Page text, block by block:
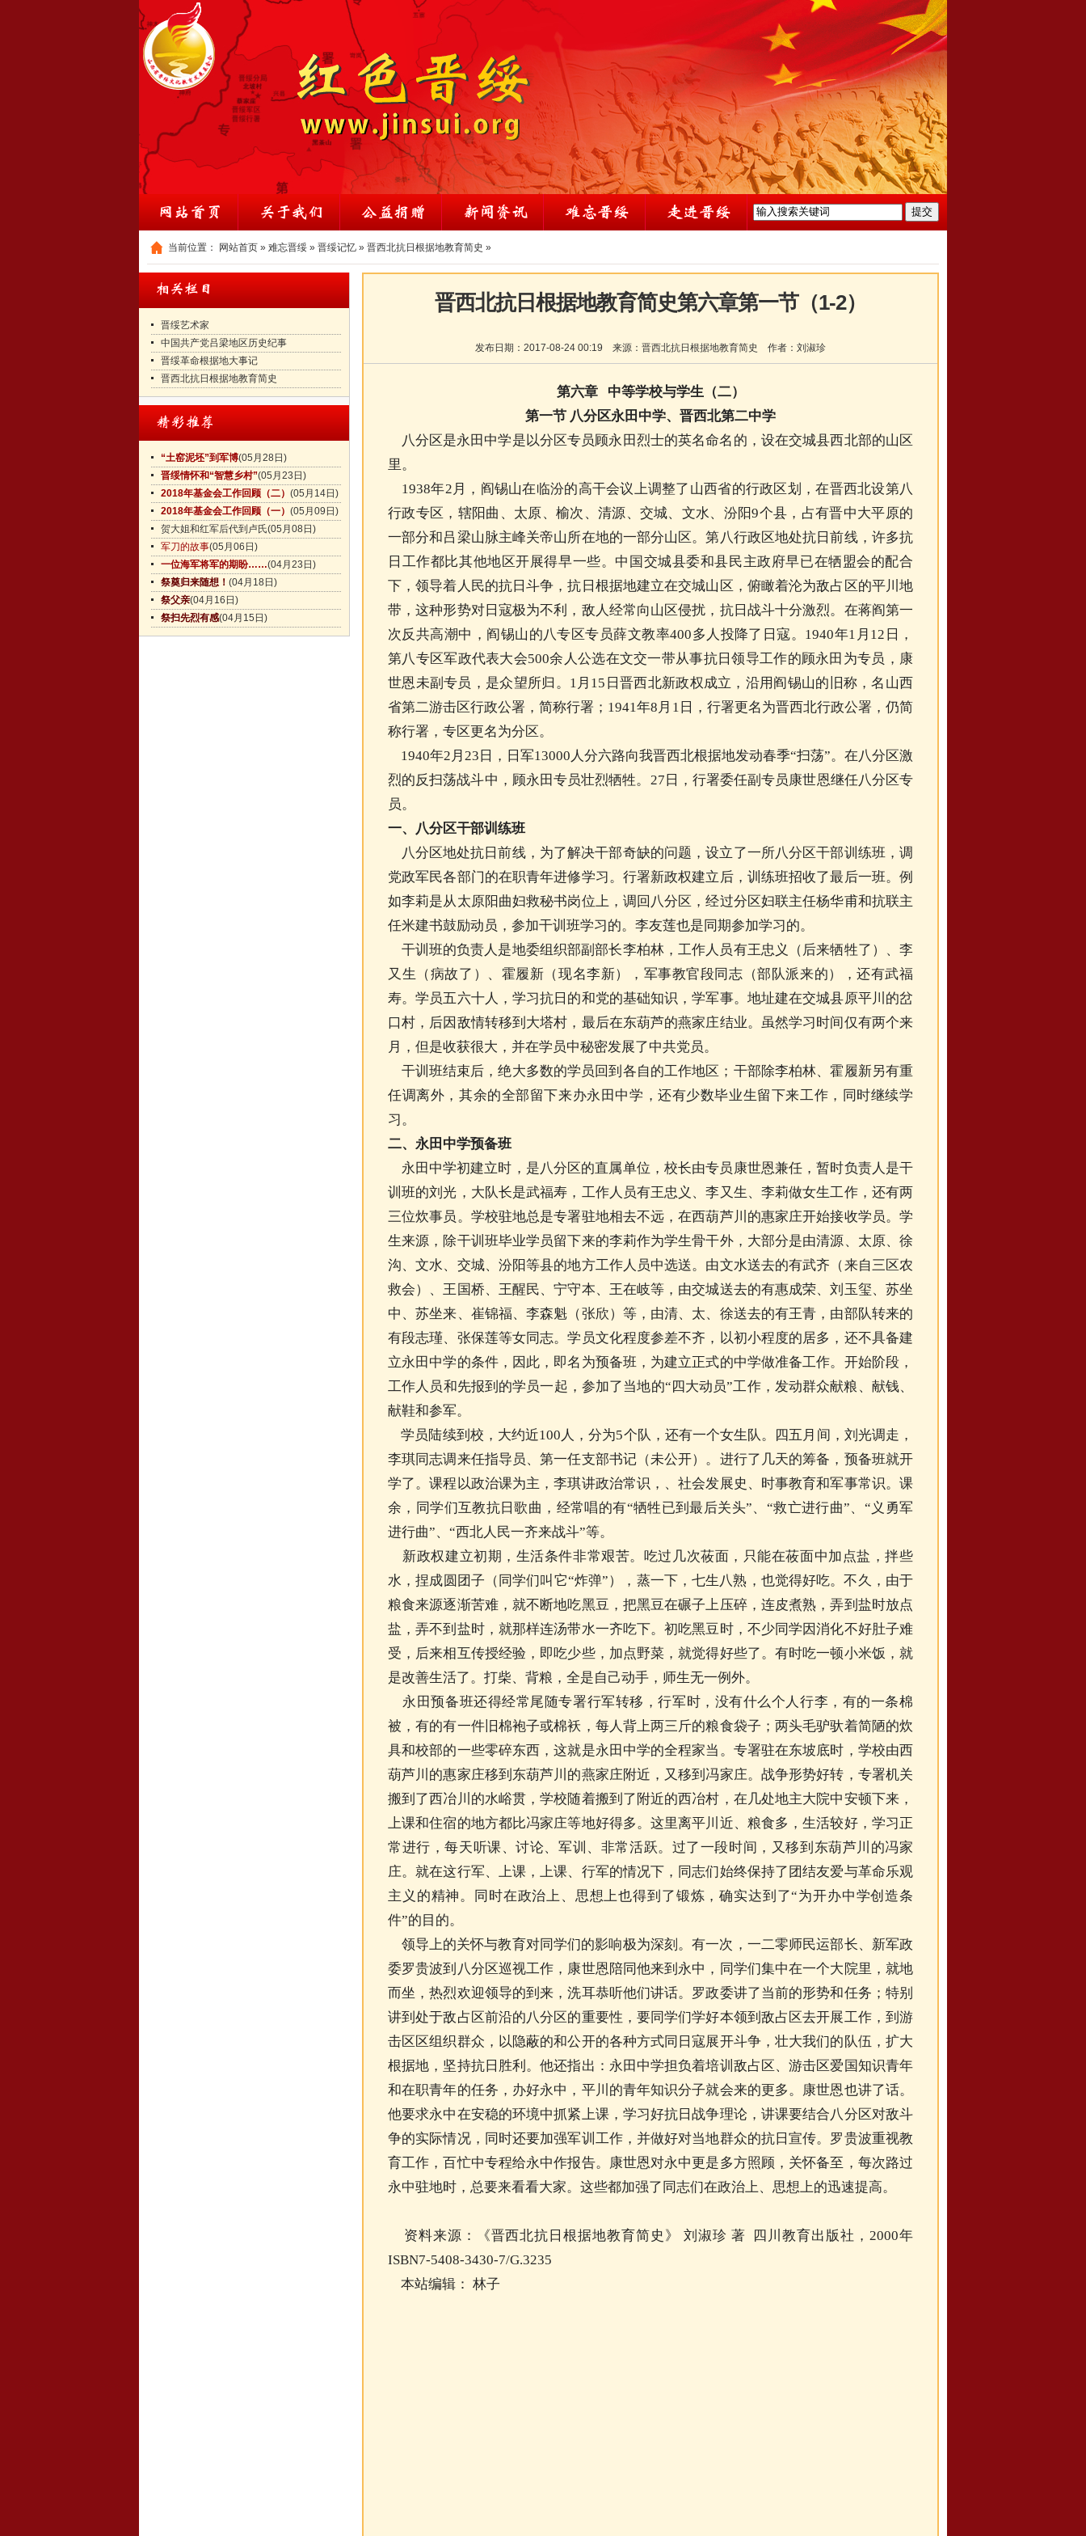
当前位置： 网站首页 » 难忘晋绥 » 晋绥记忆 » 晋西北抗日根据地教育简史 »
晋绥艺术家
中国共产党吕梁地区历史纪事
晋绥革命根据地大事记
晋西北抗日根据地教育简史
“土窑泥坯”到军博(05月28日)
晋绥情怀和“智慧乡村”(05月23日)
2018年基金会工作回顾（二） (05月14日)
2018年基金会工作回顾（一） (05月09日)
贺大姐和红军后代到卢氏(05月08日)
军刀的故事(05月06日)
一位海军将军的期盼……(04月23日)
祭奠归来随想！ (04月18日)
祭父亲(04月16日)
祭扫先烈有感(04月15日)
晋西北抗日根据地教育简史第六章第一节（1-2）
发布日期： 2017-08-24 00:19 来源： 晋西北抗日根据地教育简史 作者： 刘淑珍
第六章
中等学校与学生（二）
第一节 八分区永田中学、晋西北第二中学
八分区是永田中学是以分区专员顾永田烈士的英名命名的，设在交城县西北部的山区
里。
1938年2月，阎锡山在临汾的高干会议上调整了山西省的行政区划，在晋西北设第八
行政专区，辖阳曲、太原、榆次、清源、交城、文水、汾阳9个县，占有晋中大平原的
一部分和吕梁山脉主峰关帝山所在地的一部分山区。第八行政区地处抗日前线，许多抗
日工作都比其他地区开展得早一些。中国交城县委和县民主政府早已在牺盟会的配合
下，领导着人民的抗日斗争，抗日根据地建立在交城山区，俯瞰着沦为敌占区的平川地
带，这种形势对日寇极为不利，敌人经常向山区侵扰，抗日战斗十分激烈。在蒋阎第一
次反共高潮中，阎锡山的八专区专员薛文教率400多人投降了日寇。1940年1月12日，
第八专区军政代表大会500余人公选在文交一带从事抗日领导工作的顾永田为专员，康
世恩未副专员，是众望所归。1月15日晋西北新政权成立，沿用阎锡山的旧称，名山西
省第二游击区行政公署，简称行署；1941年8月1日，行署更名为晋西北行政公署，仍简
称行署，专区更名为分区。
1940年2月23日，日军13000人分六路向我晋西北根据地发动春季“扫荡”。在八分区激
烈的反扫荡战斗中，顾永田专员壮烈牺牲。27日，行署委任副专员康世恩继任八分区专
员。
一、 八分区干部训练班
八分区地处抗日前线，为了解决干部奇缺的问题，设立了一所八分区干部训练班，调
党政军民各部门的在职青年进修学习。行署新政权建立后，训练班招收了最后一班。例
如李莉是从太原阳曲妇救秘书岗位上，调回八分区，经过分区妇联主任杨华甫和抗联主
任米建书鼓励动员，参加干训班学习的。李友莲也是同期参加学习的。
干训班的负责人是地委组织部副部长李柏林，工作人员有王忠义（后来牺牲了）、李
又生（病故了）、霍履新（现名李新），军事教官段同志（部队派来的），还有武福
寿。学员五六十人，学习抗日的和党的基础知识，学军事。地址建在交城县原平川的岔
口村，后因敌情转移到大塔村，最后在东葫芦的燕家庄结业。虽然学习时间仅有两个来
月，但是收获很大，并在学员中秘密发展了中共党员。
干训班结束后，绝大多数的学员回到各自的工作地区；干部除李柏林、霍履新另有重
任调离外，其余的全部留下来办永田中学，还有少数毕业生留下来工作，同时继续学
习。
二、 永田中学预备班
永田中学初建立时，是八分区的直属单位，校长由专员康世恩兼任，暂时负责人是干
训班的刘光，大队长是武福寿，工作人员有王忠义、李又生、李莉做女生工作，还有两
三位炊事员。学校驻地总是专署驻地相去不远，在西葫芦川的惠家庄开始接收学员。学
生来源，除干训班毕业学员留下来的李莉作为学生骨干外，大部分是由清源、太原、徐
沟、文水、交城、汾阳等县的地方工作人员中选送。由文水送去的有武齐（来自三区农
救会）、王国桥、王醒民、宁守本、王在岐等，由交城送去的有惠成荣、刘玉玺、苏坐
中、苏坐来、崔锦福、李森魁（张欣）等，由清、太、徐送去的有王青，由部队转来的
有段志瑾、张保莲等女同志。学员文化程度参差不齐，以初小程度的居多，还不具备建
立永田中学的条件，因此，即名为预备班，为建立正式的中学做准备工作。开始阶段，
工作人员和先报到的学员一起，参加了当地的“四大动员”工作，发动群众献粮、献钱、
献鞋和参军。
学员陆续到校，大约近100 人，分为5个队，还有一个女生队。四五月间，刘光调走，
李琪同志调来任指导员、第一任支部书记（未公开）。进行了几天的筹备，预备班就开
学了。课程以政治课为主，李琪讲政治常识，、社会发展史、时事教育和军事常识。课
余，同学们互教抗日歌曲，经常唱的有“牺牲已到最后关头”、“救亡进行曲”、“义勇军
进行曲”、“西北人民一齐来战斗”等。
新政权建立初期，生活条件非常艰苦。吃过几次莜面，只能在莜面中加点盐，拌些
水，捏成圆团子（同学们叫它“炸弹”），蒸一下，七生八熟，也觉得好吃。不久，由于
粮食来源逐渐苦难，就不断地吃黑豆，把黑豆在碾子上压碎，连皮煮熟，弄到盐时放点
盐，弄不到盐时，就那样连汤带水一齐吃下。初吃黑豆时，不少同学因消化不好肚子难
受，后来相互传授经验，即吃少些，加点野菜，就觉得好些了。有时吃一顿小米饭，就
是改善生活了。打柴、背粮，全是自己动手，师生无一例外。
永田预备班还得经常尾随专署行军转移，行军时，没有什么个人行李，有的一条棉
被，有的有一件旧棉袍子或棉袄，每人背上两三斤的粮食袋子；两头毛驴驮着简陋的炊
具和校部的一些零碎东西，这就是永田中学的全程家当。专署驻在东坡底时，学校由西
葫芦川的惠家庄移到东葫芦川的燕家庄附近，又移到冯家庄。战争形势好转，专署机关
搬到了西冶川的水峪贯，学校随着搬到了附近的西冶村，在几处地主大院中安顿下来，
上课和住宿的地方都比冯家庄等地好得多。这里离平川近、粮食多，生活较好，学习正
常进行，每天听课、讨论、军训、非常活跃。过了一段时间，又移到东葫芦川的冯家
庄。就在这行军、上课，上课、行军的情况下，同志们始终保持了团结友爱与革命乐观
主义的精神。同时在政治上、思想上也得到了锻炼，确实达到了“为开办中学创造条
件”的目的。
领导上的关怀与教育对同学们的影响极为深刻。有一次，一二零师民运部长、新军政
委罗贵波到八分区巡视工作，康世恩陪同他来到永中，同学们集中在一个大院里，就地
而坐，热烈欢迎领导的到来，洗耳恭听他们讲话。罗政委讲了当前的形势和任务；特别
讲到处于敌占区前沿的八分区的重要性，要同学们学好本领到敌占区去开展工作，到游
击区区组织群众，以隐蔽的和公开的各种方式同日寇展开斗争，壮大我们的队伍，扩大
根据地，坚持抗日胜利。他还指出：永田中学担负着培训敌占区、游击区爱国知识青年
和在职青年的任务，办好永中，平川的青年知识分子就会来的更多。康世恩也讲了话。
他要求永中在安稳的环境中抓紧上课，学习好抗日战争理论，讲课要结合八分区对敌斗
争的实际情况，同时还要加强军训工作，并做好对当地群众的抗日宣传。罗贵波重视教
育工作，百忙中专程给永中作报告。康世恩对永中更是多方照顾，关怀备至，每次路过
永中驻地时，总要来看看大家。这些都加强了同志们在政治上、思想上的迅速提高。
资料来源：《晋西北抗日根据地教育简史》 刘淑珍 著 四川教育出版社，2000年
ISBN7-5408-3430-7/G.3235
本站编辑： 林子